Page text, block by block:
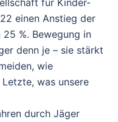
einen Anstieg der
%. Bewegung in
denn je – sie stärkt
wie
was unsere
durch Jäger